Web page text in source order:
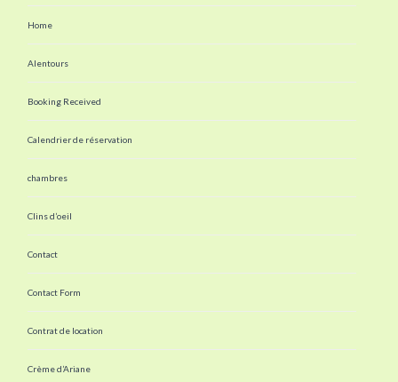
Home
Alentours
Booking Received
Calendrier de réservation
chambres
Clins d’oeil
Contact
Contact Form
Contrat de location
Crème d’Ariane